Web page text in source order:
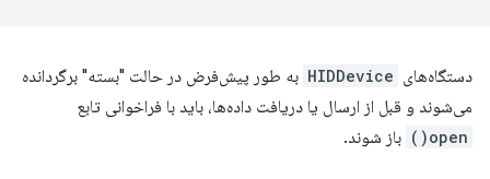
دستگاه‌های HIDDevice به طور پیش‌فرض در حالت "بسته" برگردانده
می‌شوند و قبل از ارسال یا دریافت داده‌ها، باید با فراخوانی تابع
open() باز شوند.